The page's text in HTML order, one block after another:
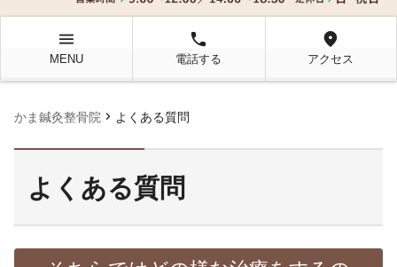
menu
MENU
local_phone
電話する
location_on
アクセス
かま鍼灸整骨院 chevron_right よくある質問
よくある質問